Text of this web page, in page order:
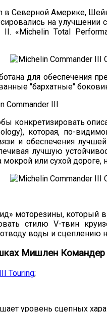
в Северной Америке,
на
«Michelin Total
для обеспечения
"бархатные"
конкретизировать
которая, по-
и обеспечения
лучшую
или сухой
моторезины, который
стилю V-твин
воды и сцеплению
Мишлен Командер
Touring;
уровень сцепных